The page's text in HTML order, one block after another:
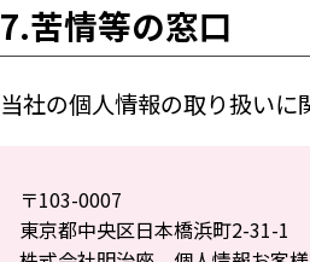
7.苦情等の窓口
当社の個人情報の取り扱い
〒103-0007
東京都中央区日本橋浜町2-31-1